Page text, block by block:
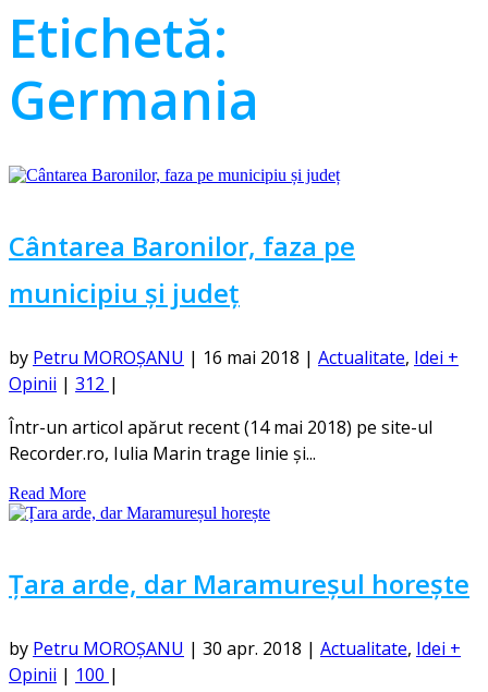
Etichetă:
Germania
Cântarea Baronilor, faza pe
municipiu și județ
by Petru MOROȘANU | 16 mai 2018 | Actualitate, Idei +
Opinii | 312 |
Într-un articol apărut recent (14 mai 2018) pe site-ul
Recorder.ro, Iulia Marin trage linie și...
Read More
Țara arde, dar Maramureșul horește
by Petru MOROȘANU | 30 apr. 2018 | Actualitate, Idei +
Opinii | 100 |